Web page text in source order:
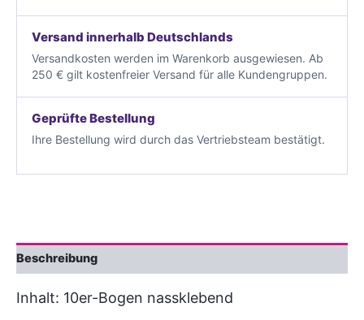
Versand innerhalb Deutschlands
Versandkosten werden im Warenkorb ausgewiesen. Ab
250 € gilt kostenfreier Versand für alle Kundengruppen.
Geprüfte Bestellung
Ihre Bestellung wird durch das Vertriebsteam bestätigt.
Beschreibung
Inhalt: 10er-Bogen nassklebend